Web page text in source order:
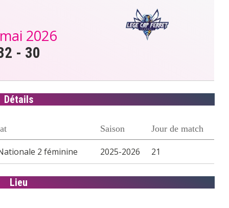
2026
- 30
Détails
Saison Jour de match
2 féminine 2025-2026 21
Lieu